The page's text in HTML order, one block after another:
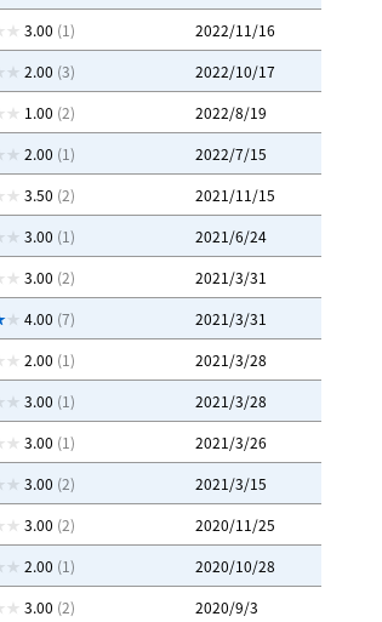
3.00 (1)
2022/11/16
2.00 (3)
2022/10/17
1.00 (2)
2022/8/19
2.00 (1)
2022/7/15
3.50 (2)
2021/11/15
3.00 (1)
2021/6/24
3.00 (2)
2021/3/31
4.00 (7)
2021/3/31
2.00 (1)
2021/3/28
3.00 (1)
2021/3/28
3.00 (1)
2021/3/26
3.00 (2)
2021/3/15
3.00 (2)
2020/11/25
2.00 (1)
2020/10/28
3.00 (2)
2020/9/3